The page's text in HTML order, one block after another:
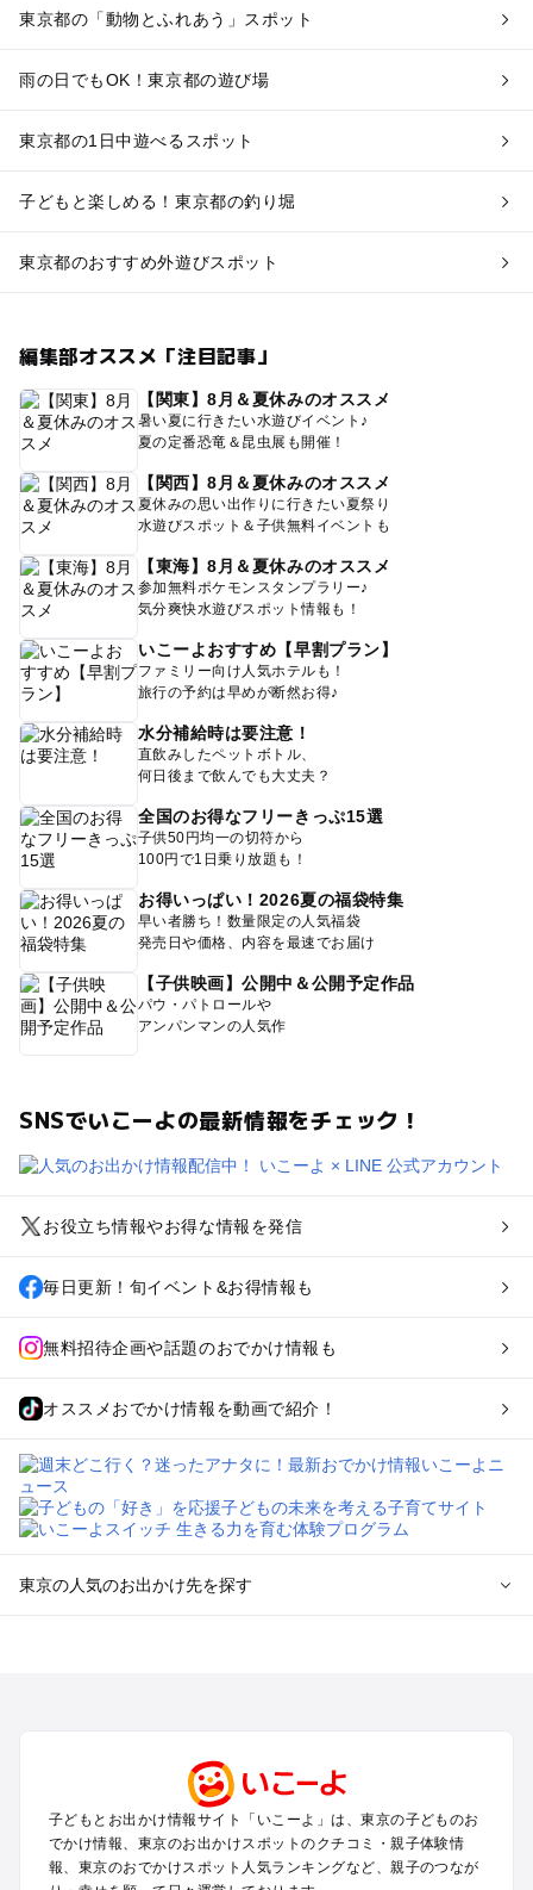
東京都の「動物とふれあう」スポット
雨の日でもOK！東京都の遊び場
東京都の1日中遊べるスポット
子どもと楽しめる！東京都の釣り堀
東京都のおすすめ外遊びスポット
編集部オススメ「注目記事」
【関東】8月＆夏休みのオススメ
暑い夏に行きたい水遊びイベント♪
夏の定番恐竜＆昆虫展も開催！
【関西】8月＆夏休みのオススメ
夏休みの思い出作りに行きたい夏祭り
水遊びスポット＆子供無料イベントも
【東海】8月＆夏休みのオススメ
参加無料ポケモンスタンプラリー♪
気分爽快水遊びスポット情報も！
いこーよおすすめ【早割プラン】
ファミリー向け人気ホテルも！
旅行の予約は早めが断然お得♪
水分補給時は要注意！
直飲みしたペットボトル、
何日後まで飲んでも大丈夫？
全国のお得なフリーきっぷ15選
子供50円均一の切符から
100円で1日乗り放題も！
お得いっぱい！2026夏の福袋特集
早い者勝ち！数量限定の人気福袋
発売日や価格、内容を最速でお届け
【子供映画】公開中＆公開予定作品
パウ・パトロールや
アンパンマンの人気作
SNSでいこーよの最新情報をチェック！
お役立ち情報やお得な情報を発信
毎日更新！旬イベント&お得情報も
無料招待企画や話題のおでかけ情報も
オススメおでかけ情報を動画で紹介！
東京の人気のお出かけ先を探す
町田・相模原・愛川・上野原のプールお出かけ
渋谷・原宿・恵比寿・中目黒・自由が丘のプールお出かけ
池袋・赤羽・王子・巣鴨・目白・石神井のプールお出かけ
新宿・高田馬場・代々木・千駄ヶ谷のプールお出かけ
子どもとお出かけ情報サイト「いこーよ」は、東京の子どものお
でかけ情報、東京のお出かけスポットのクチコミ・親子体験情
報、東京のおでかけスポット人気ランキングなど、親子のつなが